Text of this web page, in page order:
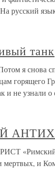
русский
танк
я снова
горящего
и не узнали
«Римский
и